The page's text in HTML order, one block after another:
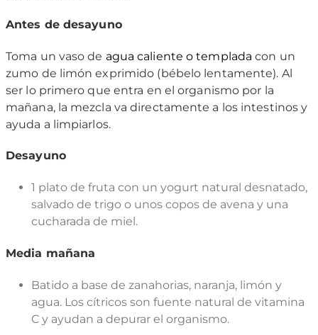
Antes de desayuno
Toma un vaso de agua caliente o templada con un
zumo de limón exprimido (bébelo lentamente). Al
ser lo primero que entra en el organismo por la
mañana, la mezcla va directamente a los intestinos y
ayuda a limpiarlos.
Desayuno
1 plato de fruta con un yogurt natural desnatado,
salvado de trigo o unos copos de avena y una
cucharada de miel.
Media mañana
Batido a base de zanahorias, naranja, limón y
agua. Los cítricos son fuente natural de vitamina
C y ayudan a depurar el organismo.